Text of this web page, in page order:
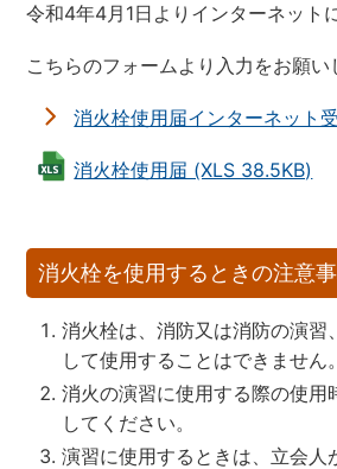
令和4年4月1日よりインターネット
こちらのフォームより入力をお願い
消火栓使用届インターネット
消火栓使用届 (XLS 38.5KB)
消火栓を使用するときの注意
消火栓は、消防又は消防の演習
して使用することはできません。
消火の演習に使用する際の使用
してください。
演習に使用するときは、立会人